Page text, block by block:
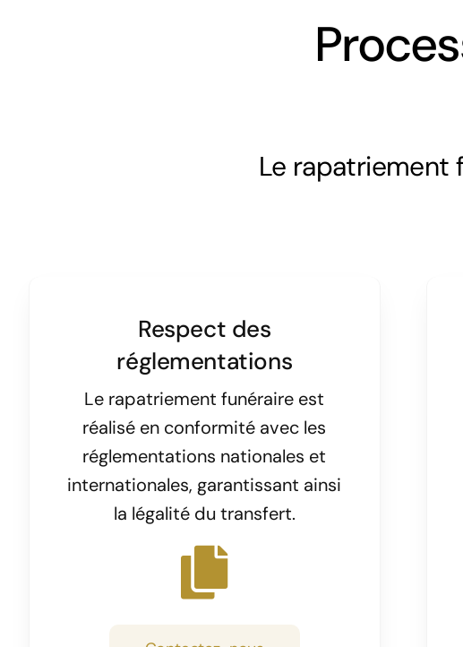
Le rapatriement
Respect des
réglementations
Le rapatriement funéraire est
réalisé en conformité avec les
réglementations nationales et
internationales, garantissant ainsi
la légalité du transfert.